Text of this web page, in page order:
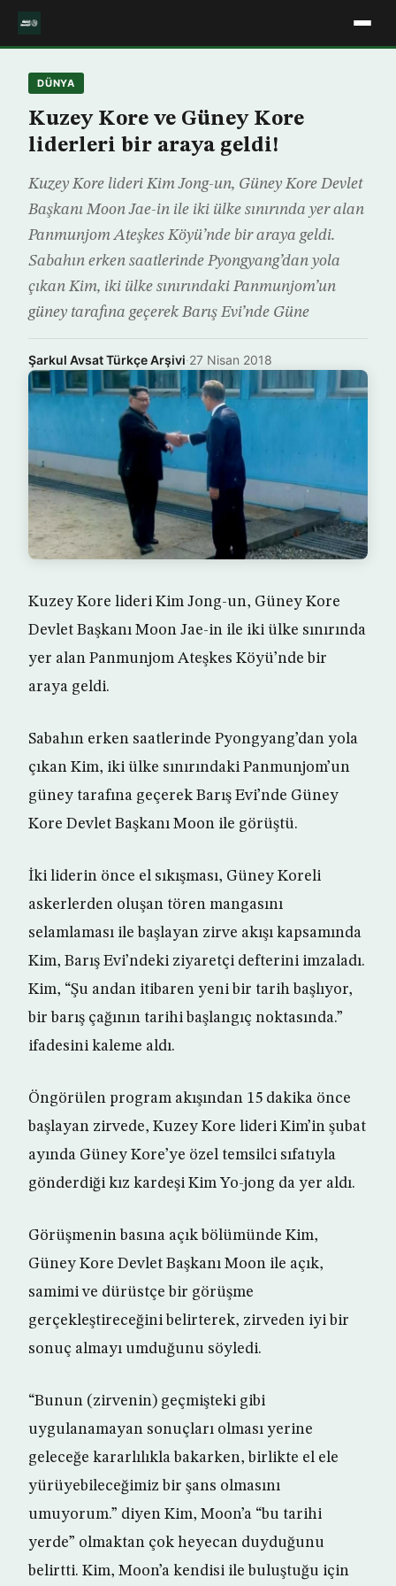
DÜNYA
Kuzey Kore ve Güney Kore
liderleri bir araya geldi!
Kuzey Kore lideri Kim Jong-un, Güney Kore Devlet
Başkanı Moon Jae-in ile iki ülke sınırında yer alan
Panmunjom Ateşkes Köyü’nde bir araya geldi.
Sabahın erken saatlerinde Pyongyang’dan yola
çıkan Kim, iki ülke sınırındaki Panmunjom’un
güney tarafına geçerek Barış Evi’nde Güne
Şarkul Avsat Türkçe Arşivi·27 Nisan 2018
Kuzey Kore lideri Kim Jong-un, Güney Kore
Devlet Başkanı Moon Jae-in ile iki ülke sınırında
yer alan Panmunjom Ateşkes Köyü’nde bir
araya geldi.
Sabahın erken saatlerinde Pyongyang’dan yola
çıkan Kim, iki ülke sınırındaki Panmunjom’un
güney tarafına geçerek Barış Evi’nde Güney
Kore Devlet Başkanı Moon ile görüştü.
İki liderin önce el sıkışması, Güney Koreli
askerlerden oluşan tören mangasını
selamlaması ile başlayan zirve akışı kapsamında
Kim, Barış Evi’ndeki ziyaretçi defterini imzaladı.
Kim, “Şu andan itibaren yeni bir tarih başlıyor,
bir barış çağının tarihi başlangıç noktasında.”
ifadesini kaleme aldı.
Öngörülen program akışından 15 dakika önce
başlayan zirvede, Kuzey Kore lideri Kim’in şubat
ayında Güney Kore’ye özel temsilci sıfatıyla
gönderdiği kız kardeşi Kim Yo-jong da yer aldı.
Görüşmenin basına açık bölümünde Kim,
Güney Kore Devlet Başkanı Moon ile açık,
samimi ve dürüstçe bir görüşme
gerçekleştireceğini belirterek, zirveden iyi bir
sonuç almayı umduğunu söyledi.
“Bunun (zirvenin) geçmişteki gibi
uygulanamayan sonuçları olması yerine
geleceğe kararlılıkla bakarken, birlikte el ele
yürüyebileceğimiz bir şans olmasını
umuyorum.” diyen Kim, Moon’a “bu tarihi
yerde” olmaktan çok heyecan duyduğunu
belirtti. Kim, Moon’a kendisi ile buluştuğu için